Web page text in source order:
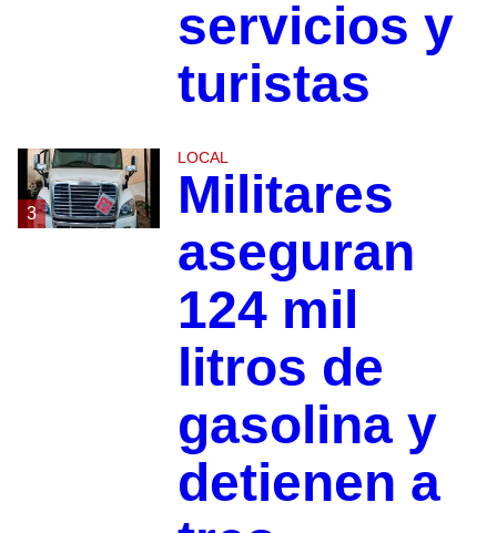
servicios y
turistas
3
LOCAL
Militares
aseguran
124 mil
litros de
gasolina y
detienen a